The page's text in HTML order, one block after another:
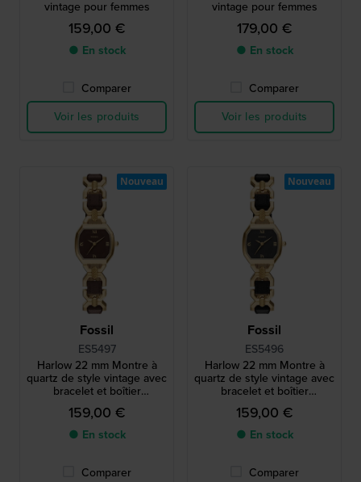
vintage pour femmes
159,00 €
● En stock
Comparer
Voir les produits
vintage pour femmes
179,00 €
● En stock
Comparer
Voir les produits
Fossil
ES5497
Harlow 22 mm Montre à
quartz de style vintage avec
bracelet et boîtier
octogonal, couleur or
159,00 €
● En stock
Comparer
Nouveau
Fossil
ES5496
Harlow 22 mm Montre à
quartz de style vintage avec
bracelet et boîtier
octogonal, couleur or
159,00 €
● En stock
Comparer
Nouveau